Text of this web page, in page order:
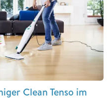
Clean Tenso im